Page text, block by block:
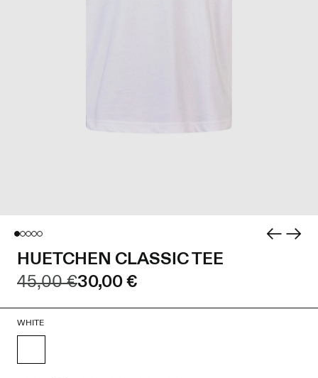
HUETCHEN CLASSIC TEE
45,00 €30,00 €
WHITE